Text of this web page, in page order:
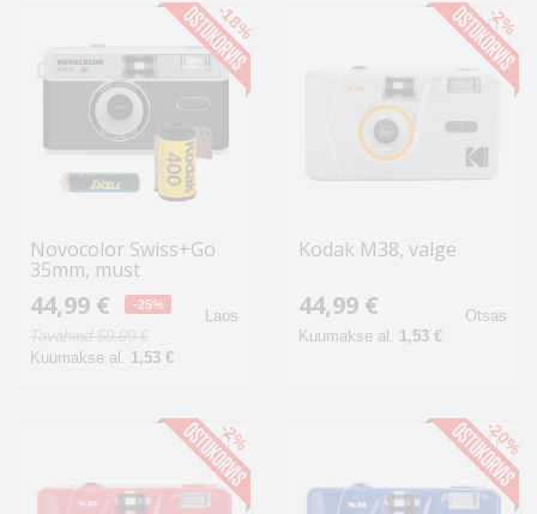
Novocolor Swiss+Go
35mm, must
44,99 € -25%
Tavahind 59,99 €
Kuumakse al. 1,53 €
Laos
-18%
Kodak M38, valge
44,99 €
Kuumakse al. 1,53 €
Otsas
-2%
-2% -20%